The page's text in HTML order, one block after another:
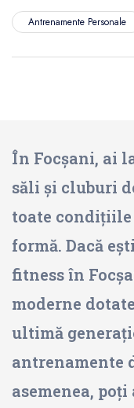
Antrenamente Personale
În Focșani, ai
săli și cluburi
toate
formă. Dacă
fitness în
moderne
ultimă
antrenamente
asemenea,